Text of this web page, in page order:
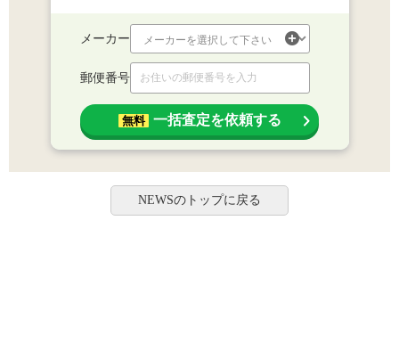
メーカー
郵便番号
無料 一括査定を依頼する
NEWSのトップに戻る